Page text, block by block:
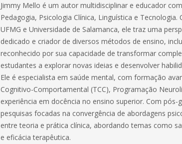
Jimmy Mello é um autor multidisciplinar e educador
Pedagogia, Psicologia Clínica, Linguística e
UFMG e Universidade de Salamanca, ele traz uma
dedicado e criador de diversos métodos de ensino,
reconhecido por sua capacidade de transformar
estudantes a explorar novas ideias e desenvolver
Ele é especialista em saúde mental, com formação
Cognitivo-Comportamental (TCC), Programação
experiência em docência no ensino superior. Com
pesquisas focadas na convergência de abordagens
entre teoria e prática clínica, abordando temas como
e eficácia terapêutica.